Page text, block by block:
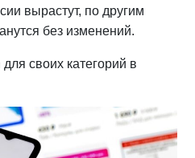
вырастут, по другим
без изменений.
своих категорий в